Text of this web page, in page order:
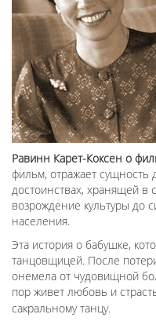
Равинн Карет-Коксен о
фильм, отражает сущность
достоинствах, хранящей в
возрождение культуры до
населения.
Эта история о бабушке,
танцовщицей. После
онемела от чудовищной
пор живет любовь и
сакральному танцу.